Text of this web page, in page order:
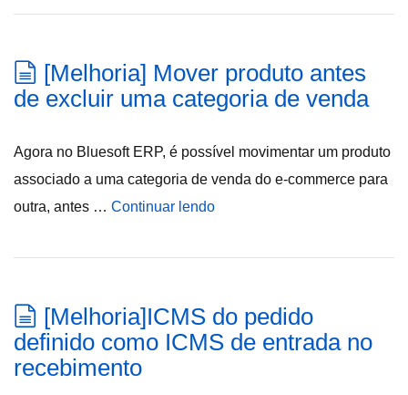
[Melhoria] Mover produto antes
de excluir uma categoria de venda
Agora no Bluesoft ERP, é possível movimentar um produto
associado a uma categoria de venda do e-commerce para
outra, antes … Continuar lendo
[Melhoria]ICMS do pedido
definido como ICMS de entrada no
recebimento